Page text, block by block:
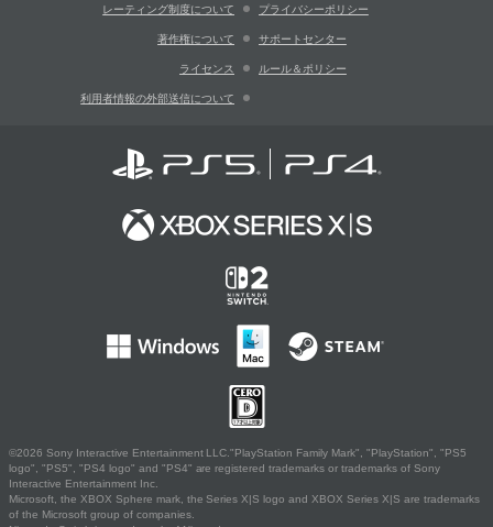
レーティング制度について プライバシーポリシー
著作権について サポートセンター
ライセンス ルール＆ポリシー
利用者情報の外部送信について
©2026 Sony Interactive Entertainment LLC."PlayStation Family Mark", "PlayStation", "PS5
logo", "PS5", "PS4 logo" and "PS4" are registered trademarks or trademarks of Sony
Interactive Entertainment Inc.
Microsoft, the XBOX Sphere mark, the Series X|S logo and XBOX Series X|S are trademarks
of the Microsoft group of companies.